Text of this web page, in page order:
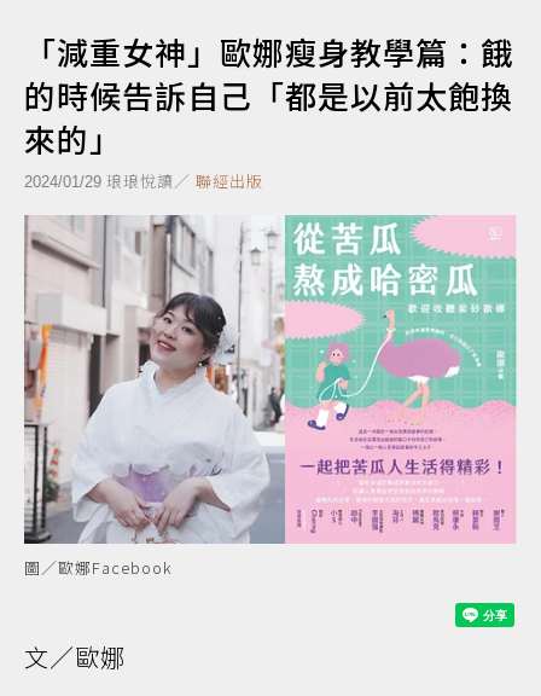
「減重女神」歐娜瘦身教學篇：餓
的時候告訴自己「都是以前太飽換
來的」
2024/01/29 琅琅悅讀／ 聯經出版
圖／歐娜Facebook
文／歐娜